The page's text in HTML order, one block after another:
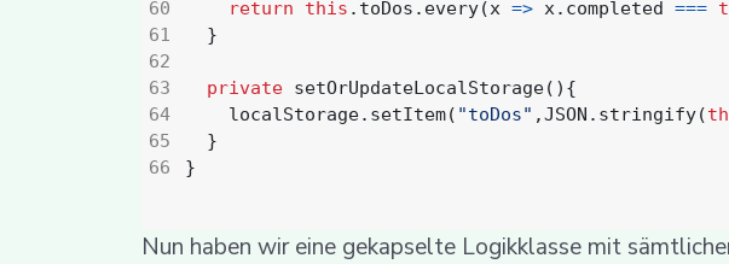
64
return
this . toDos . every(x => x . completed ===
}
private setOrUpdateLocalStorage(){
localStorage. setItem( "toDos" ,JSON . stringify(
}
}
Nun haben wir eine gekapselte Logikklasse mit